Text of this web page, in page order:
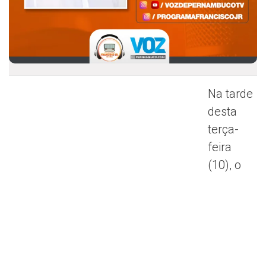
Na tarde
desta
terça-
feira
(10), o